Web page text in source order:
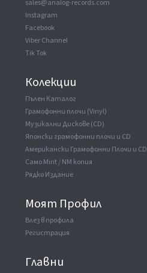
sales@analog-records.com
Instagram
Facebook
Viber Channel
Tik Tok
Колекции
Пълен Каталог
Грамофонни плочи (Vinyl)
Музикални Дискове (CD)
Японски грамофонни плочи и CD
Американски Грамофонни Плочи и CD
Само Mint / NM копия
Рядко Издание
Моят Профил
Влез в профила
Регистрация
Главни